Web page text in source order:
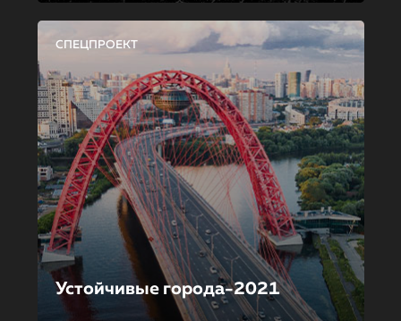
СПЕЦПРОЕКТ
Устойчивые города-2021